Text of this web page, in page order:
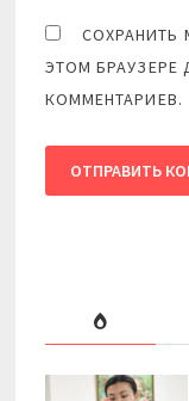
СОХРАНИТЬ
ЭТОМ
КОММЕНТАРИЕВ.